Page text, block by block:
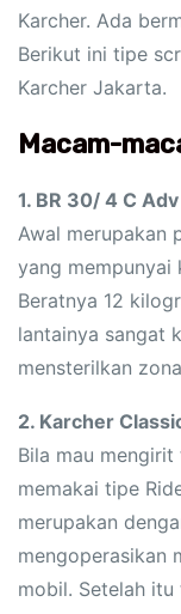
Karcher. Ada
Berikut ini tipe
Karcher Jakarta.
Macam-
1. BR 30/ 4 C Adv
Awal merupakan
yang mempunyai
Beratnya 12
lantainya sangat
mensterilkan
2. Karcher
Bila mau
memakai tipe
merupakan
mengoperasikan
mobil. Setelah